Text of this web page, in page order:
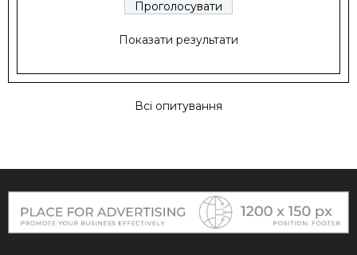
Показати результати
Всі опитування